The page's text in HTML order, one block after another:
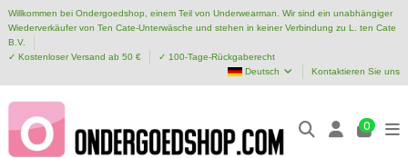
Willkommen bei Ondergoedshop, einem Teil von Underwearman. Wir sind ein unabhängiger
Wiederverkäufer von Ten Cate-Unterwäsche und stehen in keiner Verbindung zu L. ten Cate
B.V.
✓ Kostenloser Versand ab 50 €
✓ 100-Tage-Rückgaberecht
Deutsch
Kontaktieren Sie uns
0